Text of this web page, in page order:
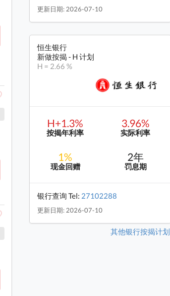
更新日期: 2026-07-10
恒生银行
新做按揭 - H 计划
H = 2.66 %
H+1.3%
按揭年利率
3.96%
实际利率
1%
现金回赠
2年
罚息期
银行查询 Tel: 27102288
更新日期: 2026-07-10
其他银行按揭计划